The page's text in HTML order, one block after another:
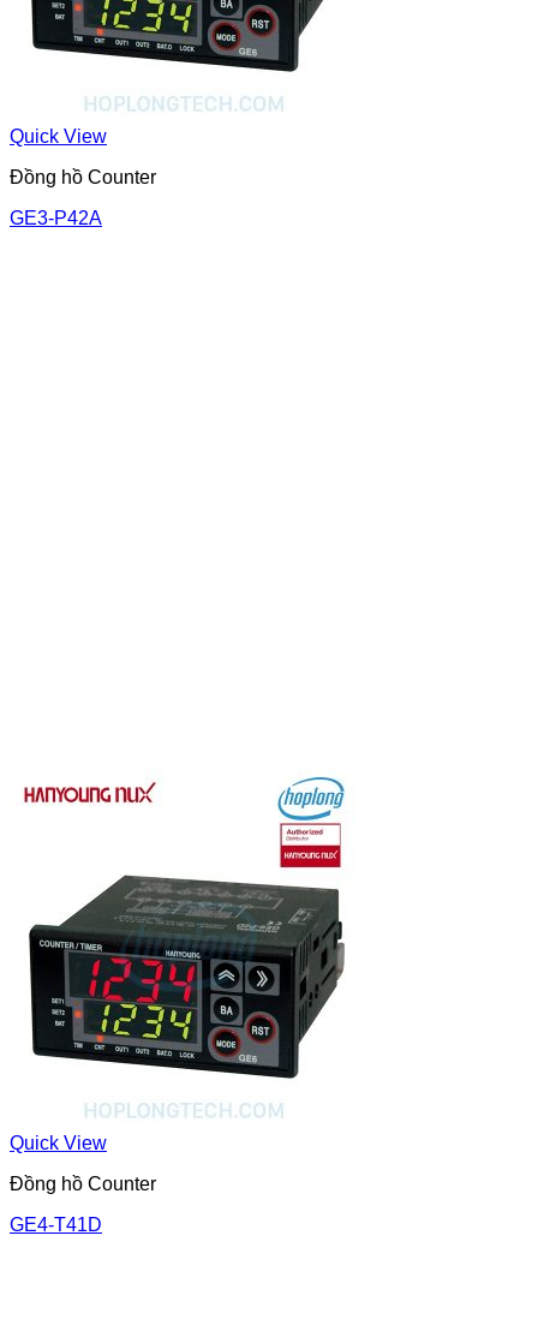
Quick View
Đồng hồ Counter
GE3-P42A
Quick View
Đồng hồ Counter
GE4-T41D